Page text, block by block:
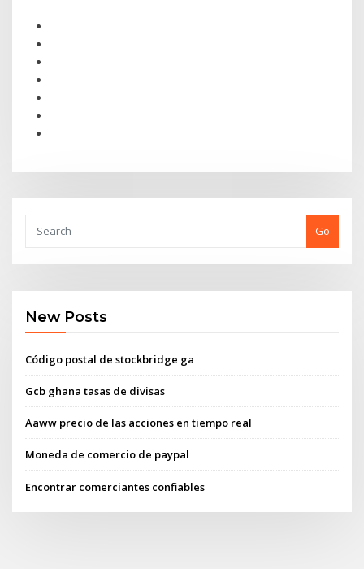
Go
New Posts
Código postal de stockbridge ga
Gcb ghana tasas de divisas
Aaww precio de las acciones en tiempo real
Moneda de comercio de paypal
Encontrar comerciantes confiables